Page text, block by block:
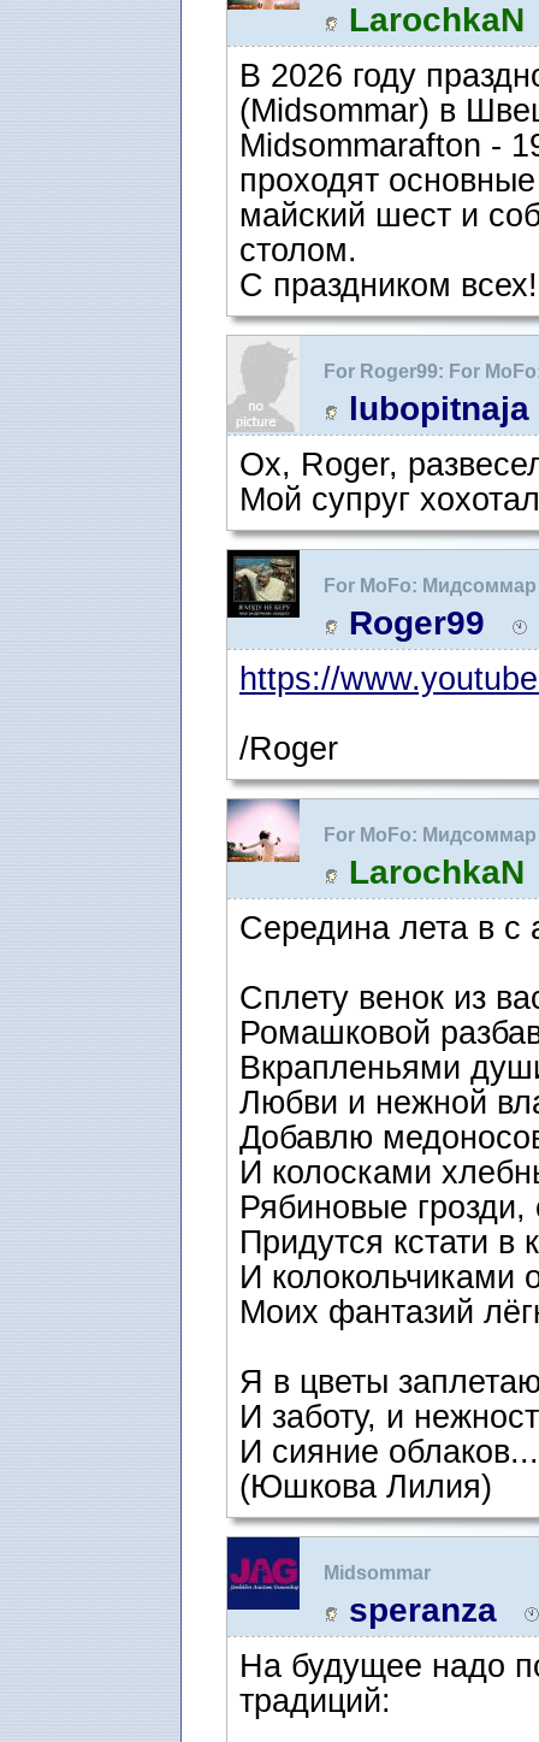
LarochkaN
В 2026 году
(Midsommar) в
Midsommarafton -
проходят
майский шест и
столом.
С праздником всех!
For Roger99: For
lubopitnaja
Ох, Roger,
Мой супруг
For MoFo: Мидсоммар
Roger99
https://
/Roger
For MoFo: Мидсоммар
LarochkaN
Середина лета в с
Сплету венок из
Ромашковой
Вкрапленьями
Любви и нежной
Добавлю
И колосками
Рябиновые грозди,
Придутся кстати в
И колокольчиками
Моих фантазий
Я в цветы
И заботу, и
И сияние облаков...
(Юшкова Лилия)
Midsommar
speranza
На будущее надо
традиций: